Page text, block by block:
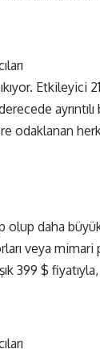
Etkileyici
odaklanan
olup daha
veya
399 $